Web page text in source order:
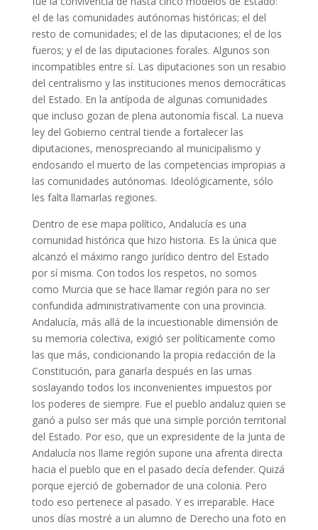
el de las comunidades autónomas históricas; el del
resto de comunidades; el de las diputaciones; el de los
fueros; y el de las diputaciones forales. Algunos son
incompatibles entre sí. Las diputaciones son un resabio
del centralismo y las instituciones menos democráticas
del Estado. En la antípoda de algunas comunidades
que incluso gozan de plena autonomía fiscal. La nueva
ley del Gobierno central tiende a fortalecer las
diputaciones, menospreciando al municipalismo y
endosando el muerto de las competencias impropias a
las comunidades autónomas. Ideológicamente, sólo
les falta llamarlas regiones.
Dentro de ese mapa político, Andalucía es una
comunidad histórica que hizo historia. Es la única que
alcanzó el máximo rango jurídico dentro del Estado
por sí misma. Con todos los respetos, no somos
como Murcia que se hace llamar región para no ser
confundida administrativamente con una provincia.
Andalucía, más allá de la incuestionable dimensión de
su memoria colectiva, exigió ser políticamente como
las que más, condicionando la propia redacción de la
Constitución, para ganarla después en las urnas
soslayando todos los inconvenientes impuestos por
los poderes de siempre. Fue el pueblo andaluz quien se
ganó a pulso ser más que una simple porción territorial
del Estado. Por eso, que un expresidente de la Junta de
Andalucía nos llame región supone una afrenta directa
hacia el pueblo que en el pasado decía defender. Quizá
porque ejerció de gobernador de una colonia. Pero
todo eso pertenece al pasado. Y es irreparable. Hace
unos días mostré a un alumno de Derecho una foto en